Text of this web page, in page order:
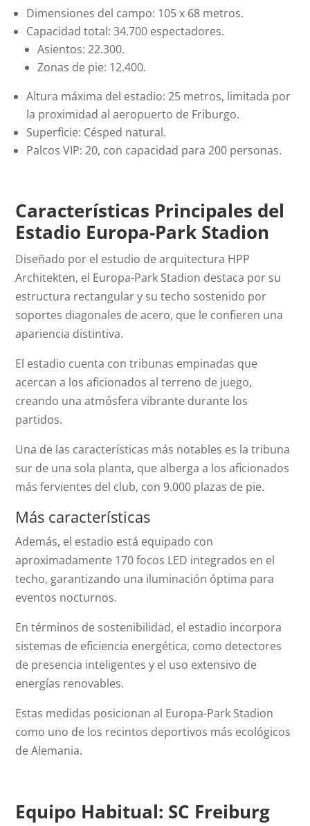
Dimensiones del campo: 105 x 68 metros.
Capacidad total: 34.700 espectadores.
Asientos: 22.300.
Zonas de pie: 12.400.
Altura máxima del estadio: 25 metros, limitada por
la proximidad al aeropuerto de Friburgo.
Superficie: Césped natural.
Palcos VIP: 20, con capacidad para 200 personas.
Características Principales del
Estadio Europa-Park Stadion
Diseñado por el estudio de arquitectura HPP
Architekten, el Europa-Park Stadion destaca por su
estructura rectangular y su techo sostenido por
soportes diagonales de acero, que le confieren una
apariencia distintiva.
El estadio cuenta con tribunas empinadas que
acercan a los aficionados al terreno de juego,
creando una atmósfera vibrante durante los
partidos.
Una de las características más notables es la tribuna
sur de una sola planta, que alberga a los aficionados
más fervientes del club, con 9.000 plazas de pie.
Más características
Además, el estadio está equipado con
aproximadamente 170 focos LED integrados en el
techo, garantizando una iluminación óptima para
eventos nocturnos.
En términos de sostenibilidad, el estadio incorpora
sistemas de eficiencia energética, como detectores
de presencia inteligentes y el uso extensivo de
energías renovables.
Estas medidas posicionan al Europa-Park Stadion
como uno de los recintos deportivos más ecológicos
de Alemania.
Equipo Habitual: SC Freiburg